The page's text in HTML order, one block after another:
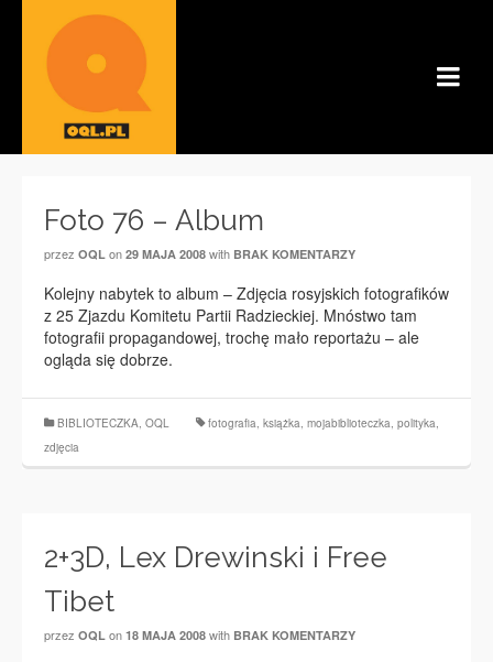
Foto 76 – Album
przez OQL on 29 MAJA 2008 with BRAK KOMENTARZY
Kolejny nabytek to album – Zdjęcia rosyjskich fotografików
z 25 Zjazdu Komitetu Partii Radzieckiej. Mnóstwo tam
fotografii propagandowej, trochę mało reportażu – ale
ogląda się dobrze.
BIBLIOTECZKA, OQL fotografia, książka, mojabiblioteczka, polityka,
zdjęcia
2+3D, Lex Drewinski i Free
Tibet
przez OQL on 18 MAJA 2008 with BRAK KOMENTARZY